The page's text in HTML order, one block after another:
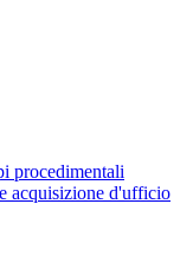
procedimentali
acquisizione d'ufficio